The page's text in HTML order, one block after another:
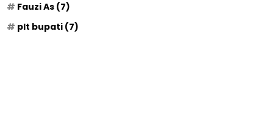
Fauzi As (7)
plt bupati (7)